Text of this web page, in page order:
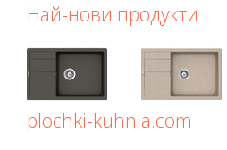
Най-нови продукти
plochki-kuhnia.com